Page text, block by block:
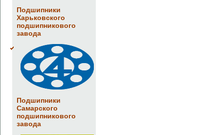
Подшипники
Харьковского
подшипникового
завода
Подшипники
Самарского
подшипникового
завода